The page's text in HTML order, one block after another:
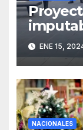
todo
ENE 15,
NACIONALES